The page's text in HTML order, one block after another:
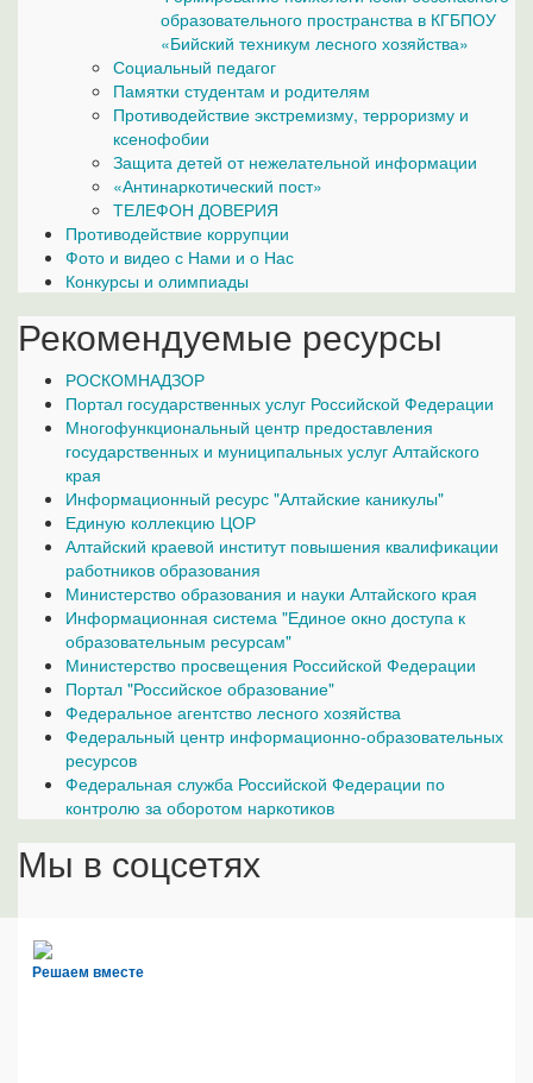
образовательного пространства в КГБПОУ
«Бийский техникум лесного хозяйства»
Социальный педагог
Памятки студентам и родителям
Противодействие экстремизму, терроризму и
ксенофобии
Защита детей от нежелательной информации
«Антинаркотический пост»
ТЕЛЕФОН ДОВЕРИЯ
Противодействие коррупции
Фото и видео с Нами и о Нас
Конкурсы и олимпиады
Рекомендуемые ресурсы
РОСКОМНАДЗОР
Портал государственных услуг Российской Федерации
Многофункциональный центр предоставления
государственных и муниципальных услуг Алтайского
края
Информационный ресурс "Алтайские каникулы"
Единую коллекцию ЦОР
Алтайский краевой институт повышения квалификации
работников образования
Министерство образования и науки Алтайского края
Информационная система "Единое окно доступа к
образовательным ресурсам"
Министерство просвещения Российской Федерации
Портал "Российское образование"
Федеральное агентство лесного хозяйства
Федеральный центр информационно-образовательных
ресурсов
Федеральная служба Российской Федерации по
контролю за оборотом наркотиков
Мы в соцсетях
Решаем вместе